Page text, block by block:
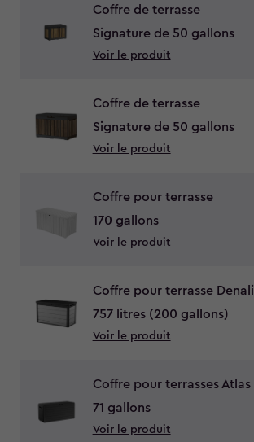
Coffre de terrasse
Signature de 50 gallons
Voir le produit
Coffre de terrasse
Signature de 50 gallons
Voir le produit
Coffre pour terrasse
170 gallons
Voir le produit
Coffre pour terrasse Denali
757 litres (200 gallons)
Voir le produit
Coffre pour terrasses Atlas
71 gallons
Voir le produit